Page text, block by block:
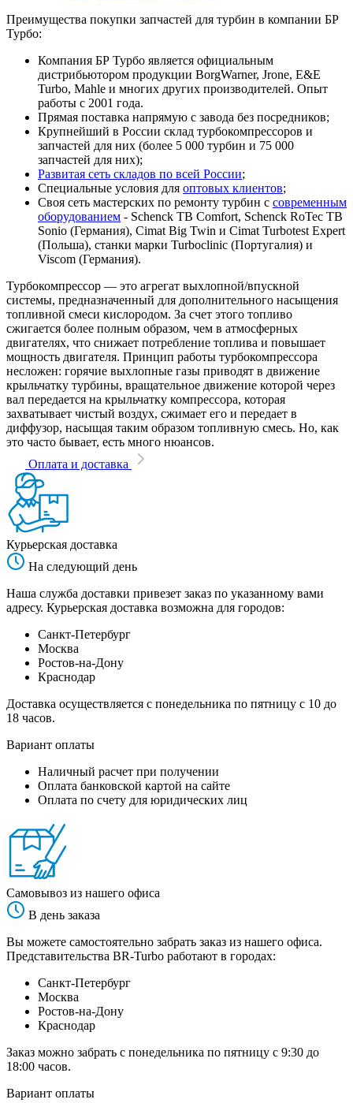
Преимущества покупки запчастей для турбин в компании БР
Турбо:
Компания БР Турбо является официальным
дистрибьютором продукции BorgWarner, Jrone, E&E
Turbo, Mahle и многих других производителей. Опыт
работы с 2001 года.
Прямая поставка напрямую с завода без посредников;
Крупнейший в России склад турбокомпрессоров и
запчастей для них (более 5 000 турбин и 75 000
запчастей для них);
Развитая сеть складов по всей России;
Специальные условия для оптовых клиентов;
Своя сеть мастерских по ремонту турбин с современным
оборудованием - Schenck TB Comfort, Schenck RoTec TB
Sonio (Германия), Cimat Big Twin и Cimat Turbotest Expert
(Польша), станки марки Turboclinic (Португалия) и
Viscom (Германия).
Турбокомпрессор — это агрегат выхлопной/впускной
системы, предназначенный для дополнительного насыщения
топливной смеси кислородом. За счет этого топливо
сжигается более полным образом, чем в атмосферных
двигателях, что снижает потребление топлива и повышает
мощность двигателя. Принцип работы турбокомпрессора
несложен: горячие выхлопные газы приводят в движение
крыльчатку турбины, вращательное движение которой через
вал передается на крыльчатку компрессора, которая
захватывает чистый воздух, сжимает его и передает в
диффузор, насыщая таким образом топливную смесь. Но, как
это часто бывает, есть много нюансов.
Оплата и доставка
Курьерская доставка
На следующий день
Наша служба доставки привезет заказ по указанному вами
адресу. Курьерская доставка возможна для городов:
Санкт-Петербург
Москва
Ростов-на-Дону
Краснодар
Доставка осуществляется с понедельника по пятницу с 10 до
18 часов.
Вариант оплаты
Наличный расчет при получении
Оплата банковской картой на сайте
Оплата по счету для юридических лиц
Самовывоз из нашего офиса
В день заказа
Вы можете самостоятельно забрать заказ из нашего офиса.
Представительства BR-Turbo работают в городах:
Санкт-Петербург
Москва
Ростов-на-Дону
Краснодар
Заказ можно забрать с понедельника по пятницу с 9:30 до
18:00 часов.
Вариант оплаты